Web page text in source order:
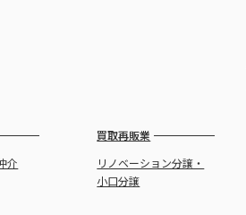
介
買取再販業
リノベーション分譲・
小口分譲